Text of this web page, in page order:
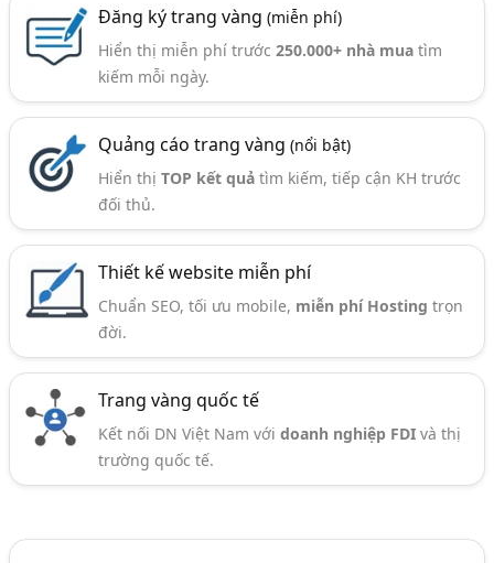
Đăng ký trang vàng(miễn phí)
Hiển thị miễn phí trước250.000+ nhà mua tìm
kiếm mỗi ngày.
Quảng cáo trang vàng(nổi bật)
Hiển thịTOP kết quả tìm kiếm, tiếp cận KH trước
đối thủ.
Thiết kế website miễn phí
Chuẩn SEO, tối ưu mobile, miễn phí Hosting trọn
đời.
Trang vàng quốc tế
Kết nối DN Việt Nam vớidoanh nghiệp FDI và thị
trường quốc tế.